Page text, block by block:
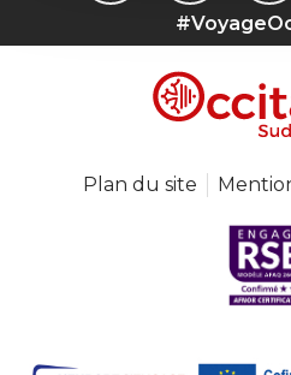
Plan du site